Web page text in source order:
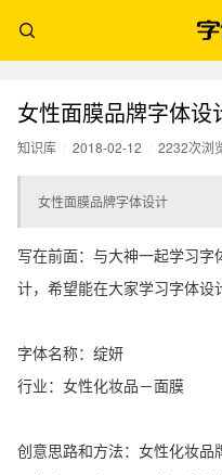
女性面膜品牌字体设
知识库 2018-02-12 2232次浏
女性面膜品牌字体设计
写在前面：与大神一起学习
计，希望能在大家学习字体设
字体名称：绽妍
行业：女性化妆品－面膜
创意思路和方法：女性化妆